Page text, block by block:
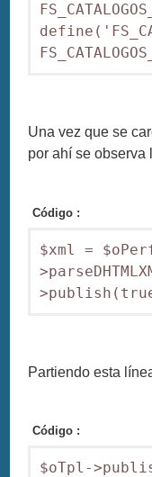
Una vez que se
por ahí se observa
Código :
$xml =
Partiendo esta
Código :
$oTpl-